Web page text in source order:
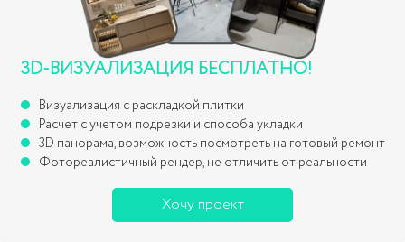
3D-ВИЗУАЛИЗАЦИЯ БЕСПЛАТНО!
Визуализация с раскладкой плитки
Расчет с учетом подрезки и способа укладки
3D панорама, возможность посмотреть на готовый ремонт
Фотореалистичный рендер, не отличить от реальности
Хочу проект